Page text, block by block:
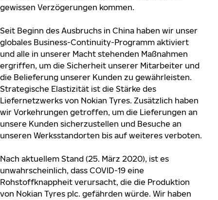
gewissen Verzögerungen kommen.
Seit Beginn des Ausbruchs in China haben wir unser
globales Business-Continuity-Programm aktiviert
und alle in unserer Macht stehenden Maßnahmen
ergriffen, um die Sicherheit unserer Mitarbeiter und
die Belieferung unserer Kunden zu gewährleisten.
Strategische Elastizität ist die Stärke des
Liefernetzwerks von Nokian Tyres. Zusätzlich haben
wir Vorkehrungen getroffen, um die Lieferungen an
unsere Kunden sicherzustellen und Besuche an
unseren Werksstandorten bis auf weiteres verboten.
Nach aktuellem Stand (25. März 2020), ist es
unwahrscheinlich, dass COVID-19 eine
Rohstoffknappheit verursacht, die die Produktion
von Nokian Tyres plc. gefährden würde. Wir haben